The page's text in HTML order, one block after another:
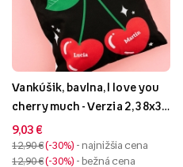
Vankúšik, bavlna, I love you
cherry much - Verzia 2, 38x38
cm
9,03 €
12,90 € -30% - najnižšia cena
12,90 € -30% - bežná cena